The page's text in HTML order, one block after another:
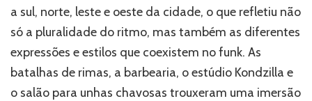
a sul, norte, leste e oeste da cidade, o que refletiu não
só a pluralidade do ritmo, mas também as diferentes
expressões e estilos que coexistem no funk. As
batalhas de rimas, a barbearia, o estúdio Kondzilla e
o salão para unhas chavosas trouxeram uma imersão